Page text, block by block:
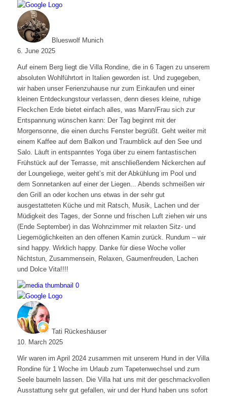
Blueswolf Munich
6. June 2025
Auf einem Berg liegt die Villa Rondine, die in 6 Tagen zu unserem
absoluten Wohlführtort in Italien geworden ist. Und zugegeben,
wir haben unser Ferienzuhause nur zum Einkaufen und einer
kleinen Entdeckungstour verlassen, denn dieses kleine, ruhige
Fleckchen Erde bietet einfach alles, was Mann/Frau sich zur
Entspannung wünschen kann: Der Tag beginnt mit der
Morgensonne, die einen durchs Fenster begrüßt. Geht weiter mit
einem Kaffee auf dem Balkon und Traumblick auf den See und
Salo. Läuft in entspanntes Yoga über zu einem fantastischen
Frühstück auf der Terrasse, mit anschließendem Nickerchen auf
der Loungeliege, weiter geht’s mit der Abkühlung im Pool und
dem Sonnetanken auf einer der Liegen... Abends schmeißen wir
den Grill an oder kochen uns etwas in der sehr gut
ausgestatteten Küche und mit Ratsch, Musik, Lachen und der
Müdigkeit des Tages, der Sonne und frischen Luft ziehen wir uns
(Ende September) in das Wohnzimmer mit relaxten Sitz- und
Liegemöglichkeiten an den offenen Kamin zurück. Rundum – wir
sind happy. Wirklich happy. Danke für diese Woche voller
Nichtstun, Zusammensein, Relaxen, Gaumenfreuden, Lachen
und Dolce Vita!!!!
Tati Rückeshäuser
10. March 2025
Wir waren im April 2024 zusammen mit unserem Hund in der Villa
Rondine für 1 Woche im Urlaub zum Tapetenwechsel und zum
Seele baumeln lassen. Die Villa hat uns mit der geschmackvollen
Ausstattung sehr gut gefallen, wir und der Hund haben uns sofort